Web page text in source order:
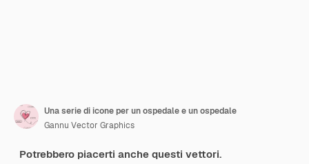
Una serie di icone per un ospedale e un ospedale
Gannu Vector Graphics
Potrebbero piacerti anche questi vettori.